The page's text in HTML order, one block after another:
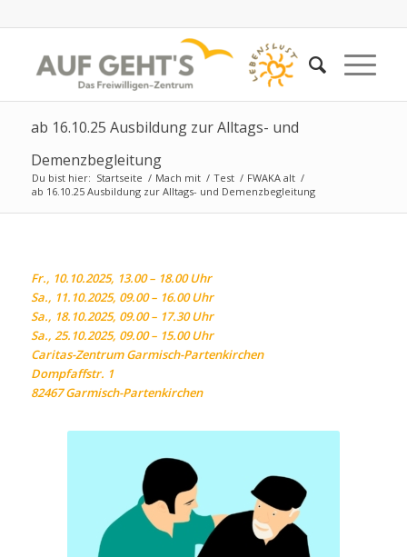
ab 16.10.25 Ausbildung zur Alltags- und
Demenzbegleitung
Du bist hier: Startseite / Mach mit / Test / FWAKA alt /
ab 16.10.25 Ausbildung zur Alltags- und Demenzbegleitung
Fr., 10.10.2025, 13.00 – 18.00 Uhr
Sa., 11.10.2025, 09.00 – 16.00 Uhr
Sa., 18.10.2025, 09.00 – 17.30 Uhr
Sa., 25.10.2025, 09.00 – 15.00 Uhr
Caritas-Zentrum Garmisch-Partenkirchen
Dompfaffstr. 1
82467 Garmisch-Partenkirchen